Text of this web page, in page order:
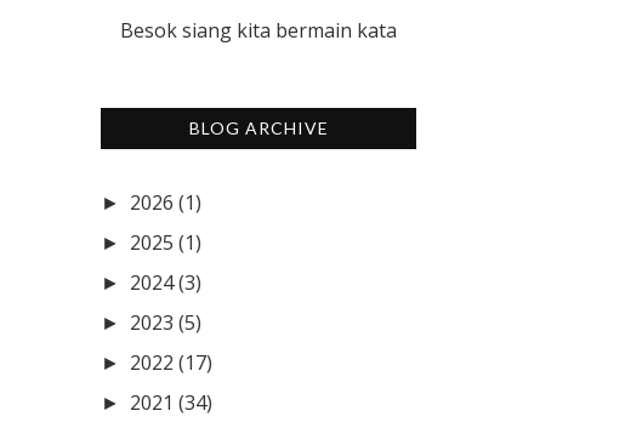
Besok siang kita bermain kata
BLOG ARCHIVE
► 2026 (1)
► 2025 (1)
► 2024(3)
► 2023 (5)
► 2022 (17)
► 2021 (34)